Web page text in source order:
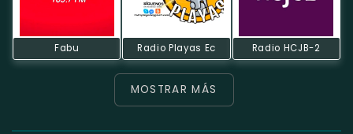
Fabu Radio Playas Ec Radio HCJB-2
MOSTRAR MÁS